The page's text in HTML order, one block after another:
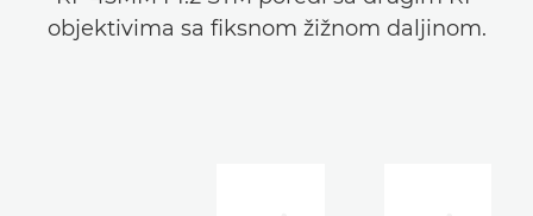
objektivima sa fiksnom žižnom daljinom.